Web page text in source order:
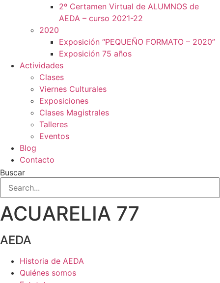
2º Certamen Virtual de ALUMNOS de
AEDA – curso 2021-22
2020
Exposición “PEQUEÑO FORMATO – 2020”
Exposición 75 años
Actividades
Clases
Viernes Culturales
Exposiciones
Clases Magistrales
Talleres
Eventos
Blog
Contacto
Buscar
ACUARELIA 77
AEDA
Historia de AEDA
Quiénes somos